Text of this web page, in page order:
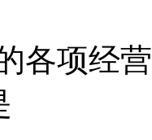
各项经